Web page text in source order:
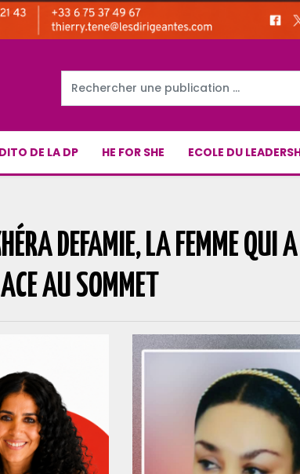
DE LA DP HE FOR SHE ECOLE DU
DEFAMIE, LA FEMME QUI A
AU SOMMET